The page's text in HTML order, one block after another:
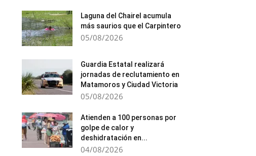
Laguna del Chairel acumula
más saurios que el Carpintero
05/08/2026
Guardia Estatal realizará
jornadas de reclutamiento en
Matamoros y Ciudad Victoria
05/08/2026
Atienden a 100 personas por
golpe de calor y
deshidratación en...
04/08/2026